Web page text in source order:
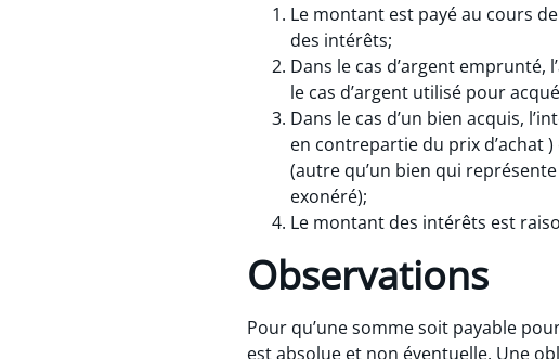
Le montant est payé au cours
des intérêts;
Dans le cas d’argent emprunté,
le cas d’argent utilisé pour
Dans le cas d’un bien acquis,
en contrepartie du prix d’achat
(autre qu’un bien qui
exonéré);
Le montant des intérêts est
Observations
Pour qu’une somme soit payable
est absolue et non éventuelle. Une